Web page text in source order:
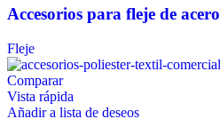
Accesorios para fleje de acero
Fleje
Comparar
Vista rápida
Añadir a lista de deseos